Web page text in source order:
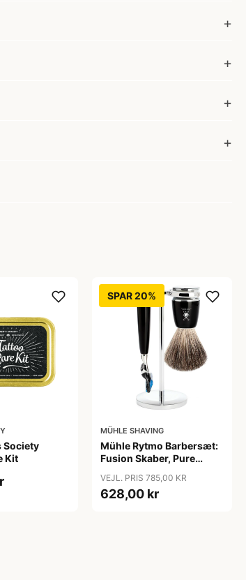
Society
Kit
SPAR 20%
MÜHLE SHAVING
Mühle Rytmo Barbersæt:
Fusion Skaber, Pure
Holder, Sort Resin
VEJL. PRIS 785,00 KR
628,00 kr